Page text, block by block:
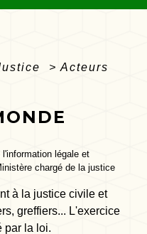
> Acteurs
légale et
chargé de la justice
à la justice civile et
greffiers... L'exercice
par la loi.